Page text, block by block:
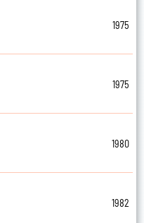
1975
1975
1980
1982